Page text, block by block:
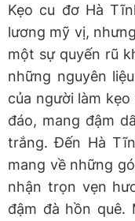
Kẹo cu đơ Hà
lương mỹ vị,
một sự quyến rũ
những nguyên
của người làm
đáo, mang đậm
trắng. Đến Hà
mang về những
nhận trọn vẹn
đậm đà hồn quê.